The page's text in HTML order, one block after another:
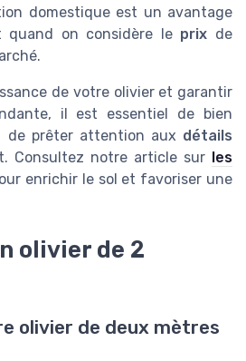
domestique est un avantage
quand on considère le prix de
de votre olivier et garantir
il est essentiel de bien
de prêter attention aux détails
Consultez notre article sur les
enrichir le sol et favoriser une
olivier de 2
olivier de deux mètres